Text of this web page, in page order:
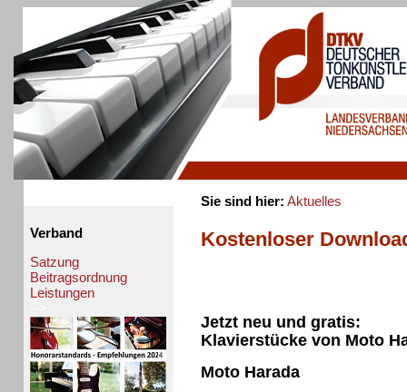
Verband
Satzung
Beitragsordnung
Leistungen
Sie sind hier: Aktuelles
Kostenloser
Jetzt neu und gratis:
Klavierstücke von Moto
Moto Harada